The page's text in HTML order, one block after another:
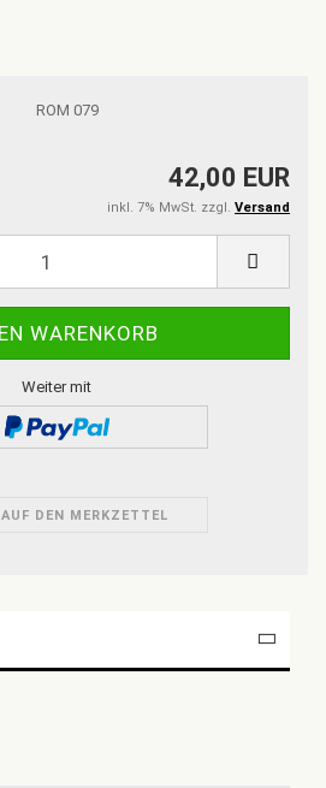
ROM 079
42,00 EUR
inkl. 7% MwSt. zzgl. Versand
Weiter mit
AUF DEN MERKZETTEL